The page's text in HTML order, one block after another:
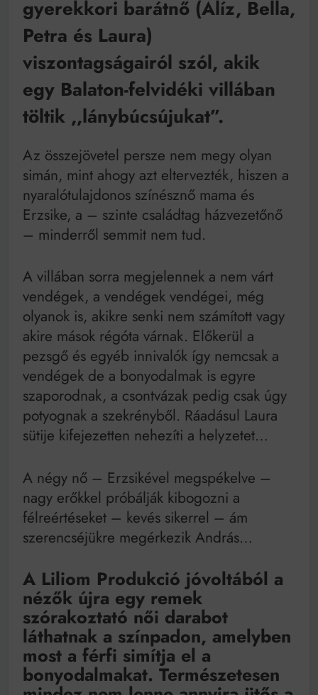
Bitumenes lapostetők: a bevált technológia akkor
működik, ha jól van felújítva
gyerekkori barátnő (Alíz, Bella,
Petra és Laura)
viszontagságairól szól, akik
egy Balaton-felvidéki villában
töltik ,,lánybúcsújukat”.
Az összejövetel persze nem megy olyan
simán, mint ahogy azt eltervezték, hiszen a
nyaralótulajdonos színésznő mama és
Erzsike, a – szinte családtag házvezetőnő
– minderről semmit nem tud.
A villában sorra megjelennek a nem várt
vendégek, a vendégek vendégei, még
olyanok is, akikre senki nem számított vagy
akire mások régóta várnak. Előkerül a
pezsgő és egyéb innivalók így nemcsak a
vendégek de a bonyodalmak is egyre
szaporodnak, a csontvázak pedig csak úgy
potyognak a szekrényből. Ráadásul Laura
sütije kifejezetten nehezíti a helyzetet…
A négy nő – Erzsikével megspékelve –
nagy erőkkel próbálják kibogozni a
félreértéseket – kevés sikerrel – ám
szerencséjükre megérkezik András…
A Liliom Produkció jóvoltából a
nézők újra egy remek
szórakoztató női darabot
láthatnak a színpadon, amelyben
most a férfi simítja el a
bonyodalmakat. Természetesen